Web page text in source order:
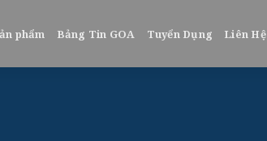
phẩm Bảng Tin GOA Tuyển Dụng Liên Hệ